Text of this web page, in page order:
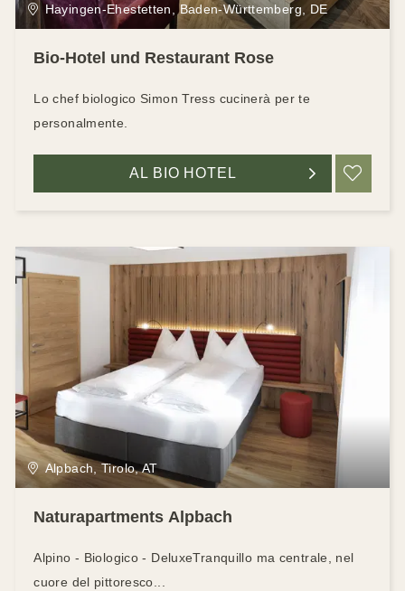
Hayingen-Ehestetten, Baden-Württemberg, DE
Bio-Hotel und Restaurant Rose
Lo chef biologico Simon Tress cucinerà per te
personalmente.
AL BIO HOTEL
Alpbach, Tirolo, AT
Naturapartments Alpbach
Alpino - Biologico - DeluxeTranquillo ma centrale, nel
cuore del pittoresco...